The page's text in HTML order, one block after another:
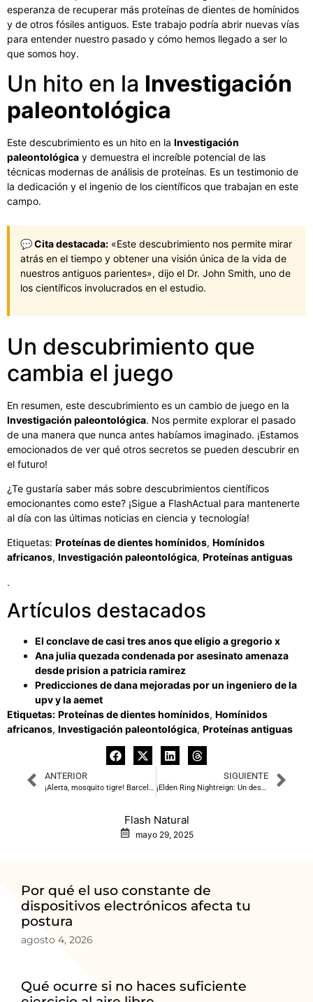
esperanza de recuperar más proteínas de dientes de homínidos
y de otros fósiles antiguos. Este trabajo podría abrir nuevas vías
para entender nuestro pasado y cómo hemos llegado a ser lo
que somos hoy.
Un hito en la Investigación
paleontológica
Este descubrimiento es un hito en la Investigación
paleontológica y demuestra el increíble potencial de las
técnicas modernas de análisis de proteínas. Es un testimonio de
la dedicación y el ingenio de los científicos que trabajan en este
campo.
💬 Cita destacada: «Este descubrimiento nos permite mirar
atrás en el tiempo y obtener una visión única de la vida de
nuestros antiguos parientes», dijo el Dr. John Smith, uno de
los científicos involucrados en el estudio.
Un descubrimiento que
cambia el juego
En resumen, este descubrimiento es un cambio de juego en la
Investigación paleontológica. Nos permite explorar el pasado
de una manera que nunca antes habíamos imaginado. ¡Estamos
emocionados de ver qué otros secretos se pueden descubrir en
el futuro!
¿Te gustaría saber más sobre descubrimientos científicos
emocionantes como este? ¡Sigue a FlashActual para mantenerte
al día con las últimas noticias en ciencia y tecnología!
Etiquetas: Proteínas de dientes homínidos, Homínidos
africanos, Investigación paleontológica, Proteínas antiguas
.
Artículos destacados
El conclave de casi tres anos que eligio a gregorio x
Ana julia quezada condenada por asesinato amenaza
desde prision a patricia ramirez
Predicciones de dana mejoradas por un ingeniero de la
upv y la aemet
Etiquetas: Proteínas de dientes homínidos, Homínidos
africanos, Investigación paleontológica, Proteínas antiguas
ANTERIOR
¡Alerta, mosquito tigre! Barcelona se arma con trampas inteligentes
SIGUIENTE
¡Elden Ring Nightreign: Un desafío en solitario que te hará sudar la gota gorda!
Flash Natural
mayo 29, 2025
Por qué el uso constante de
dispositivos electrónicos afecta tu
postura
agosto 4, 2026
Qué ocurre si no haces suficiente